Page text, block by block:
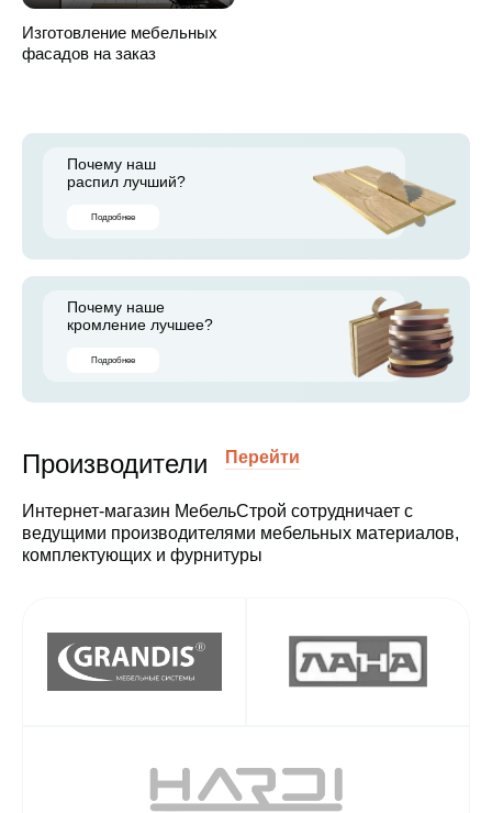
Изготовление мебельных
фасадов на заказ
Почему наш
распил лучший?
Подробнее
Почему наше
кромление лучшее?
Подробнее
Производители Перейти
Интернет-магазин МебельСтрой сотрудничает с
ведущими производителями мебельных материалов,
комплектующих и фурнитуры